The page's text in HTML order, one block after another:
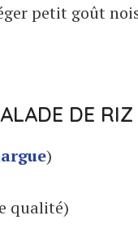
petit goût
DE
)
qualité)